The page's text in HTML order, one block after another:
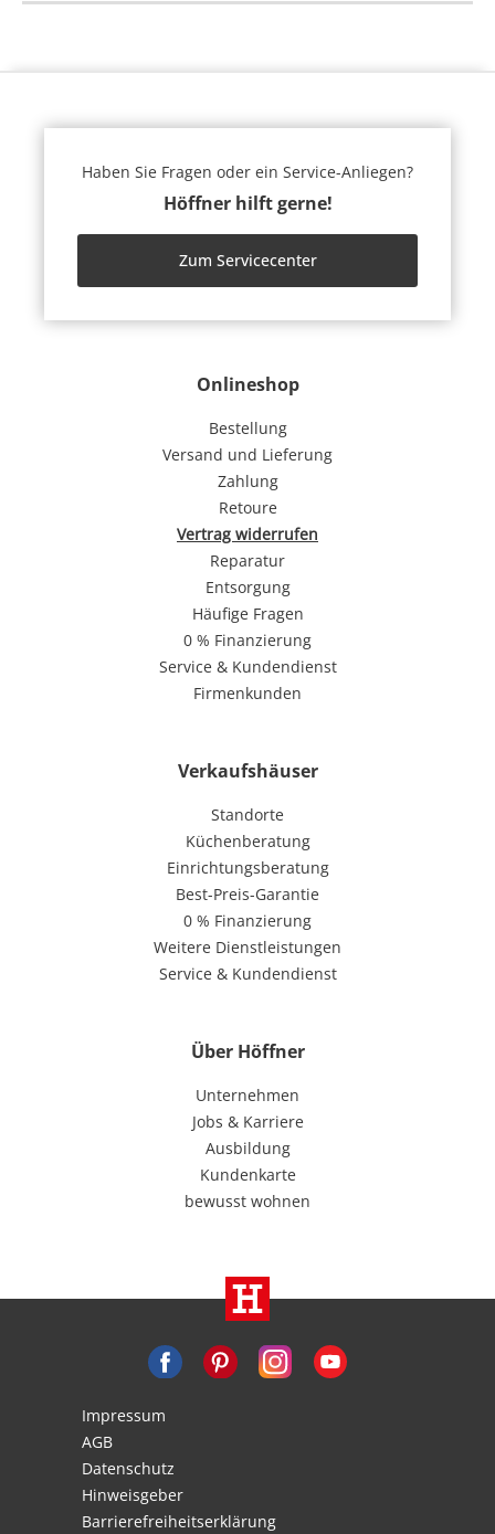
Onlineshop
Bestellung
Versand und Lieferung
Zahlung
Retoure
Vertrag widerrufen
Reparatur
Entsorgung
Häufige Fragen
0 % Finanzierung
Service & Kundendienst
Firmenkunden
Verkaufshäuser
Standorte
Küchenberatung
Einrichtungsberatung
Best-Preis-Garantie
0 % Finanzierung
Weitere Dienstleistungen
Service & Kundendienst
Über Höffner
Unternehmen
Jobs & Karriere
Ausbildung
Kundenkarte
bewusst wohnen
Haben Sie Fragen oder ein Service-Anliegen?
Höffner hilft gerne!
Zum Servicecenter
Impressum
AGB
Datenschutz
Hinweisgeber
Barrierefreiheitserklärung